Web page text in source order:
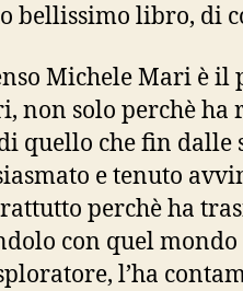
bellissimo libro, di
Michele Mari è
non solo perchè ha
quello che fin dalle
e tenuto
perchè ha
con quel
l’ha